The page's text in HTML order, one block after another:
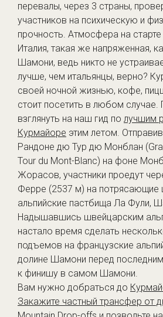
перевалы, через 3 страны,
участников на психическую и
прочность. Атмосфера на старте
Италия, такая же напряженная,
Шамони, ведь никто не
лучше, чем итальянцы, верно?
своей ночной жизнью, кофе,
стоит посетить в любом
взглянуть на наш гид по лучшим
Курмайоре этим летом.
Рандоне дю Тур дю Монблан
Tour du Mont-Blanc) на фоне
Жорасов, участники проедут
Ферре (2537 м) на потрясающие
альпийские пастбища Ла Фули,
Надышавшись швейцарским
настало время сделать
подъемов на французские
долине Шамони перед
к финишу в самом Шамони.
Вам нужно добраться до
Закажите частный трансфер от